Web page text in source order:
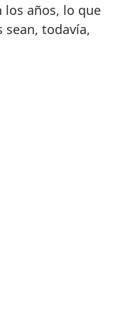
los años, lo que
sean, todavía,